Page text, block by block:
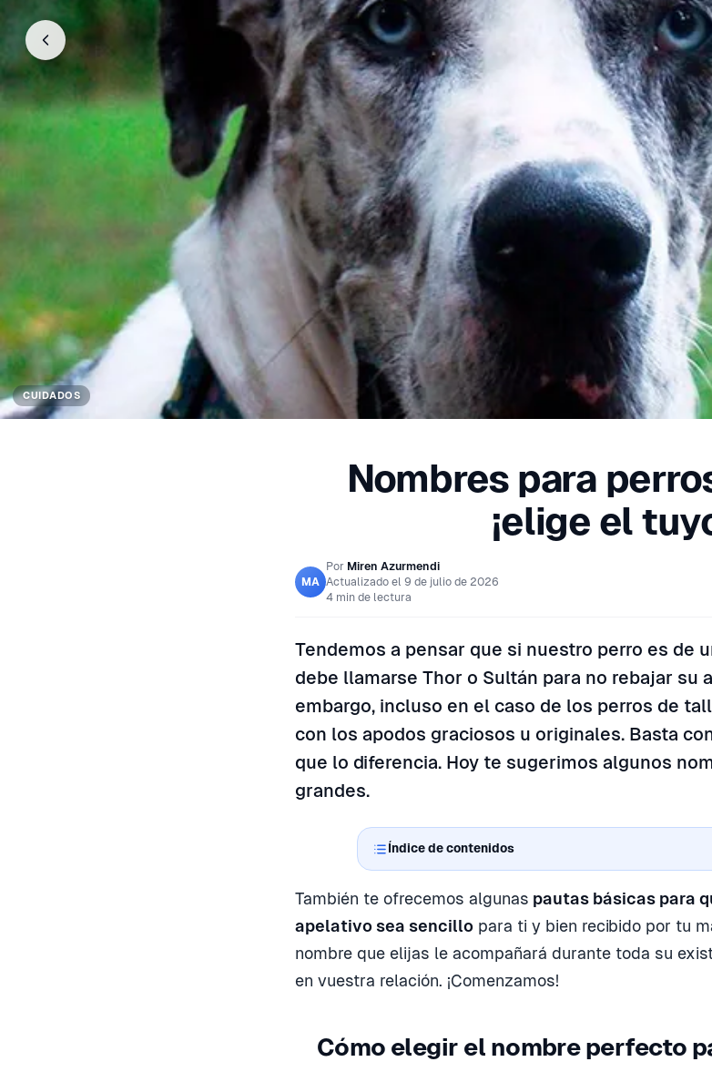
CUIDADOS
Nombres para
¡elige el
MA
Por Miren Azurmendi
Actualizado el 9 de julio de 2026
4 min de lectura
Tendemos a pensar que si nuestro perro es de
debe llamarse Thor o Sultán para no rebajar su
embargo, incluso en el caso de los perros de
con los apodos graciosos u originales. Basta
que lo diferencia. Hoy te sugerimos algunos
grandes.
Índice de contenidos
También te ofrecemos algunas pautas básicas para
apelativo sea sencillo para ti y bien recibido por tu
nombre que elijas le acompañará durante toda su
en vuestra relación. ¡Comenzamos!
Cómo elegir el nombre perfecto